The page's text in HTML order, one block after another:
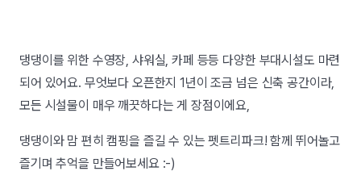
댕댕이를 위한 수영장, 샤워실, 카페 등등 다양한 부대시설도 마련
되어 있어요. 무엇보다 오픈한지 1년이 조금 넘은 신축 공간이라,
모든 시설물이 매우 깨끗하다는 게 장점이에요,
댕댕이와 맘 편히 캠핑을 즐길 수 있는 펫트리파크! 함께 뛰어놀고
즐기며 추억을 만들어보세요 :-)